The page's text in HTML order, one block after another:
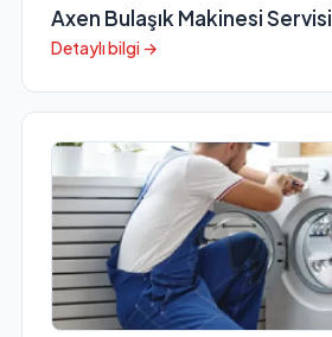
Axen Bulaşık Makinesi Servisi
Detaylı bilgi →